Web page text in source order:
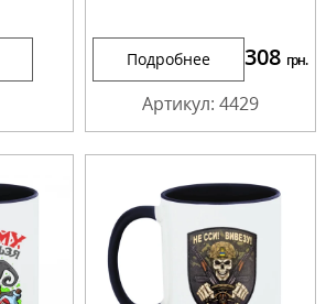
Подробнее 308 грн.
Артикул: 4429